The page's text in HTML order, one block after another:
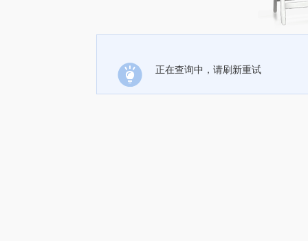
正在查询中，请刷新重试